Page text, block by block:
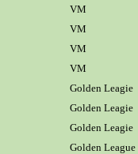
VM
VM
VM
VM
Golden Leagie
Golden Leagie
Golden Leagie
Golden League